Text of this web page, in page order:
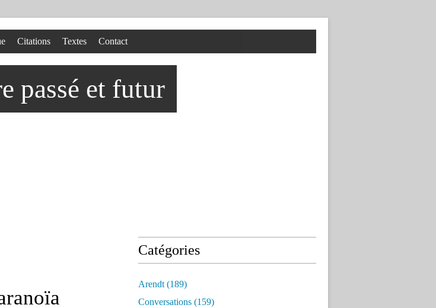
passé et futur
Citations Textes Contact
Catégories
Arendt (189)
Conversations (159)